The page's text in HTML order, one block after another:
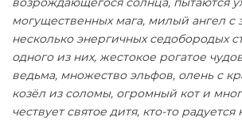
могущественных мага, милый ангел с
несколько энергичных седобородых
одного из них, жестокое рогатое
ведьма, множество эльфов, олень с
козёл из соломы, огромный кот и
чествует святое дитя, кто-то